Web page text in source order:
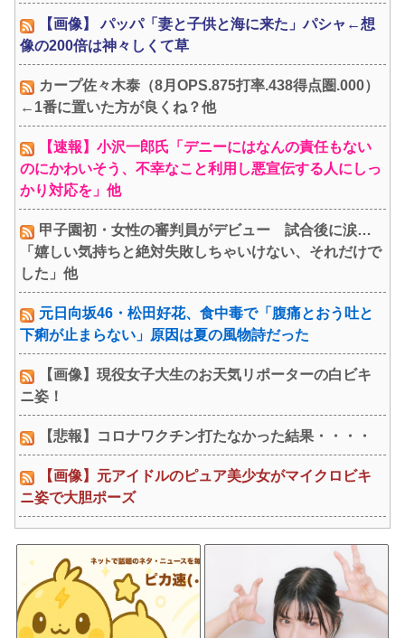
【画像】 パッパ「妻と子供と海に来た」パシャ←想
像の200倍は神々しくて草
カープ佐々木泰（8月OPS.875打率.438得点圏.000）
←1番に置いた方が良くね？他
【速報】小沢一郎氏「デニーにはなんの責任もない
のにかわいそう、不幸なこと利用し悪宣伝する人にしっ
かり対応を」他
甲子園初・女性の審判員がデビュー 試合後に涙…
「嬉しい気持ちと絶対失敗しちゃいけない、それだけで
した」他
元日向坂46・松田好花、食中毒で「腹痛とおう吐と
下痢が止まらない」原因は夏の風物詩だった
【画像】現役女子大生のお天気リポーターの白ビキ
ニ姿！
【悲報】コロナワクチン打たなかった結果・・・・
【画像】元アイドルのピュア美少女がマイクロビキ
ニ姿で大胆ポーズ